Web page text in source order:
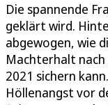
Die spannende
geklärt wird.
abgewogen, wie
Machterhalt nach
2021 sichern
Höllenangst vor